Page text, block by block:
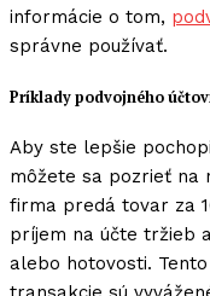
informácie o tom,
správne používať.
Príklady podvojného
Aby ste lepšie
môžete sa pozrieť na
firma predá tovar za
príjem na účte tržieb
alebo hotovosti.